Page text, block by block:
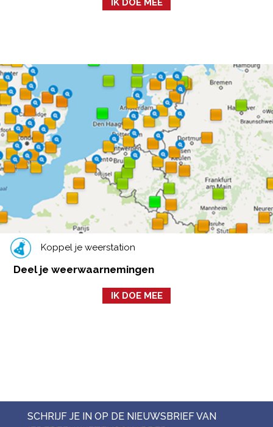
IK DOE MEE
Koppel je weerstation
Deel je weerwaarnemingen
IK DOE MEE
SCHRIJF JE IN OP DE NIEUWSBRIEF VAN